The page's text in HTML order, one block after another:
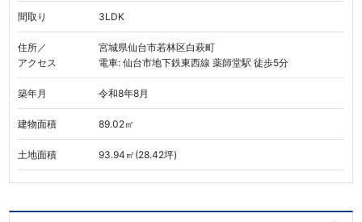
間取り 3LDK
住所／
アクセス
宮城県仙台市若林区白萩町
電車: 仙台市地下鉄東西線 薬師堂駅 徒歩5分
築年月 令和8年8月
建物面積 89.02㎡
土地面積 93.94㎡(28.42坪)